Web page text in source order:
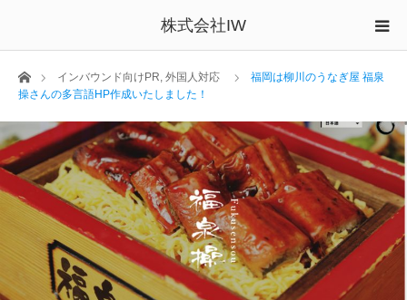
株式会社IW
ホームインバウンド向けPR, 外国人対応
福岡は柳川のうなぎ屋 福泉
操さんの多言語HP作成いたしました！